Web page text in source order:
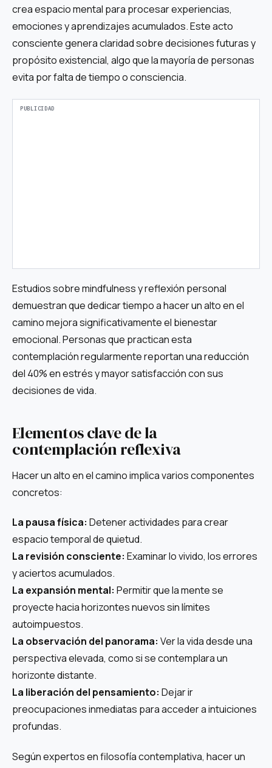
crea espacio mental para procesar experiencias,
emociones y aprendizajes acumulados. Este acto
consciente genera claridad sobre decisiones futuras y
propósito existencial, algo que la mayoría de personas
evita por falta de tiempo o consciencia.
Estudios sobre mindfulness y reflexión personal
demuestran que dedicar tiempo a hacer un alto en el
camino mejora significativamente el bienestar
emocional. Personas que practican esta
contemplación regularmente reportan una reducción
del 40% en estrés y mayor satisfacción con sus
decisiones de vida.
Elementos clave de la
contemplación reflexiva
Hacer un alto en el camino implica varios componentes
concretos:
La pausa física: Detener actividades para crear
espacio temporal de quietud.
La revisión consciente: Examinar lo vivido, los errores
y aciertos acumulados.
La expansión mental: Permitir que la mente se
proyecte hacia horizontes nuevos sin límites
autoimpuestos.
La observación del panorama: Ver la vida desde una
perspectiva elevada, como si se contemplara un
horizonte distante.
La liberación del pensamiento: Dejar ir
preocupaciones inmediatas para acceder a intuiciones
profundas.
Según expertos en filosofía contemplativa, hacer un